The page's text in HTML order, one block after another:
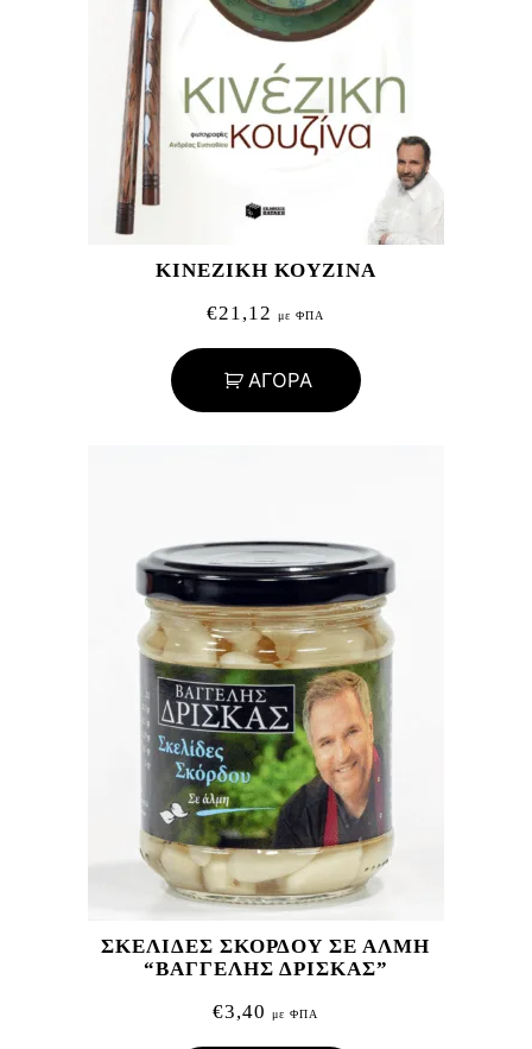
ΚΙΝΕΖΙΚΗ ΚΟΥΖΙΝΑ
€21,12 με ΦΠΑ
ΑΓΟΡΑ
ΣΚΕΛΙΔΕΣ ΣΚΟΡΔΟΥ ΣΕ ΑΛΜΗ
“ΒΑΓΓΕΛΗΣ ΔΡΙΣΚΑΣ”
€3,40 με ΦΠΑ